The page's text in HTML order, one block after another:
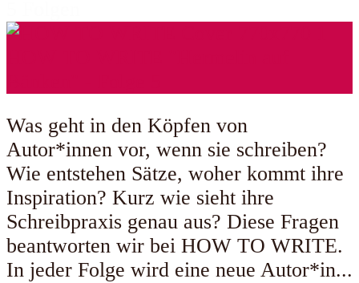
Was geht in den Köpfen von
Autor*innen vor, wenn sie schreiben?
Wie entstehen Sätze, woher kommt ihre
Inspiration? Kurz wie sieht ihre
Schreibpraxis genau aus? Diese Fragen
beantworten wir bei HOW TO WRITE.
In jeder Folge wird eine neue Autor*in...